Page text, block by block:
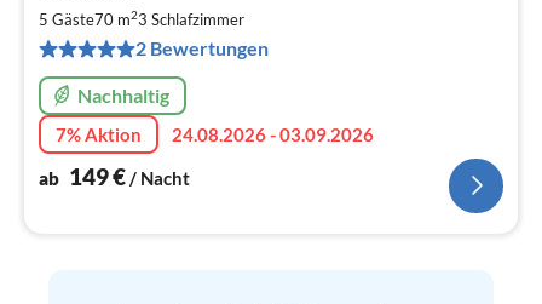
5 Gäste70 m23 Schlafzimmer
2 Bewertungen
Nachhaltig
7% Aktion
24.08.2026 - 03.09.2026
ab 149€/ Nacht